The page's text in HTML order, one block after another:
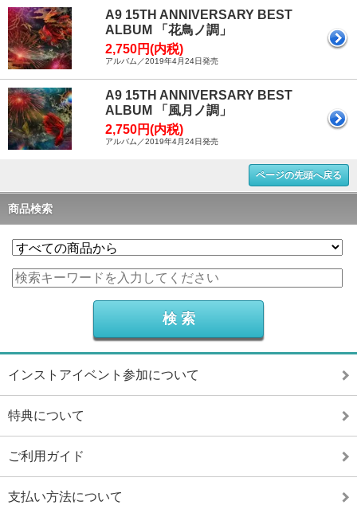
A9 15TH ANNIVERSARY BEST
ALBUM 「花鳥ノ調」
2,750円(内税)
アルバム／2019年4月24日発売
A9 15TH ANNIVERSARY BEST
ALBUM 「風月ノ調」
2,750円(内税)
アルバム／2019年4月24日発売
ページの先頭へ戻る
商品検索
インストアイベント参加について
特典について
ご利用ガイド
支払い方法について